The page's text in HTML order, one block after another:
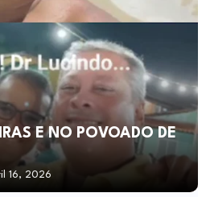
E NO POVOADO DE
16, 2026